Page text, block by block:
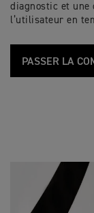
diagnostic et une
l’utilisateur en
PASSER LA